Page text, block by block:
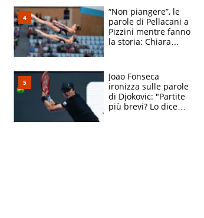
Soulè e Osorio nel
mirino
“Non piangere”, le
parole di Pellacani a
Pizzini mentre fanno
la storia: Chiara
Joao Fonseca
ironizza sulle parole
di Djokovic: "Partite
più brevi? Lo dice